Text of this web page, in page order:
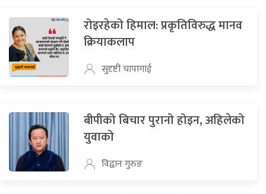
रोइरहेको हिमाल: प्रकृतिविरुद्ध मानव
क्रियाकलाप
सुदृष्टी चापागाई
बीपीको बिचार पुरानो होइन, अहिलेको
युवाको
विद्वान गुरुङ